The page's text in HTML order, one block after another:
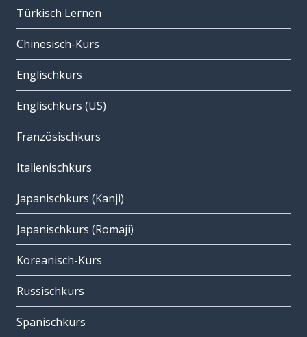
Türkisch Lernen
Chinesisch-Kurs
Englischkurs
Englischkurs (US)
Französischkurs
Italienischkurs
Japanischkurs (Kanji)
Japanischkurs (Romaji)
Koreanisch-Kurs
Russischkurs
Spanischkurs